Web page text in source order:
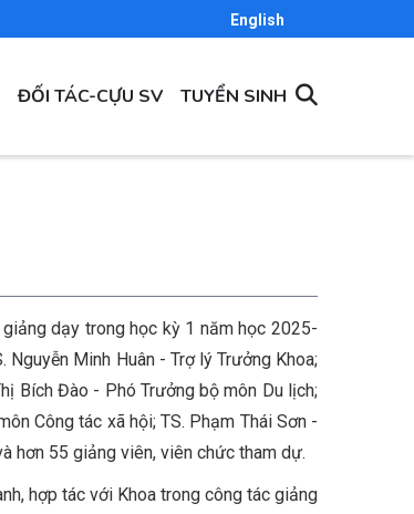
English
ĐỐI TÁC-CỰU SV TUYỂN SINH
dạy trong học kỳ 1 năm học 2025-
Minh Huân - Trợ lý Trưởng Khoa;
Bích Đào - Phó Trưởng bộ môn Du lịch;
Công tác xã hội; TS. Phạm Thái Sơn -
hơn 55 giảng viên, viên chức tham dự.
hợp tác với Khoa trong công tác giảng